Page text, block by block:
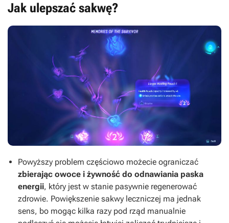
Jak ulepszać sakwę?
Powyższy problem częściowo możecie ograniczać
zbierając owoce i żywność do odnawiania paska
energii, który jest w stanie pasywnie regenerować
zdrowie. Powiększenie sakwy leczniczej ma jednak
sens, bo mogąc kilka razy pod rząd manualnie